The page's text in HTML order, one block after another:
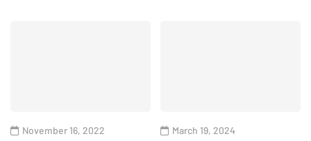
November 16, 2022 March 19, 2024